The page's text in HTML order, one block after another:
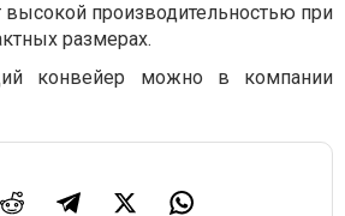
высокой производительностью при
размерах.
конвейер можно в компании